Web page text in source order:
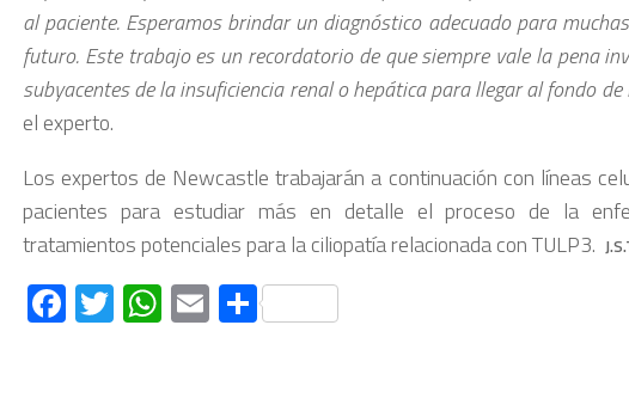
al paciente. Esperamos brindar un diagnóstico adecuado para
futuro. Este trabajo es un recordatorio de que siempre vale la pena
subyacentes de la insuficiencia renal o hepática para llegar al fondo de
el experto.
Los expertos de Newcastle trabajarán a continuación con líneas
pacientes para estudiar más en detalle el proceso de la
tratamientos potenciales para la ciliopatía relacionada con TULP3.
Facebook
Twitter
WhatsApp
EmailCompartir